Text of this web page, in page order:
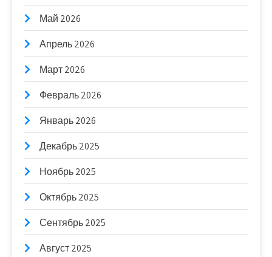
Май 2026
Апрель 2026
Март 2026
Февраль 2026
Январь 2026
Декабрь 2025
Ноябрь 2025
Октябрь 2025
Сентябрь 2025
Август 2025